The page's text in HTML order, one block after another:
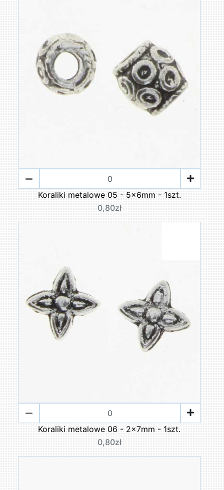
Koraliki metalowe 05 - 5x6mm - 1szt.
0,80zł
Koraliki metalowe 06 - 2x7mm - 1szt.
0,80zł